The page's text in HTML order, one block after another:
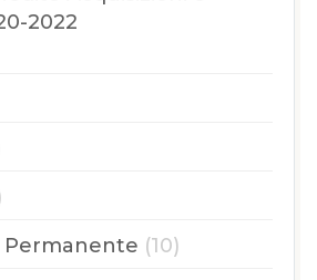
2022
Permanente (10)